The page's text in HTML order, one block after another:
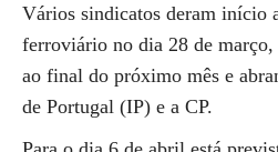
Vários sindicatos deram início
ferroviário no dia 28 de março,
ao final do próximo mês e
de Portugal (IP) e a CP.